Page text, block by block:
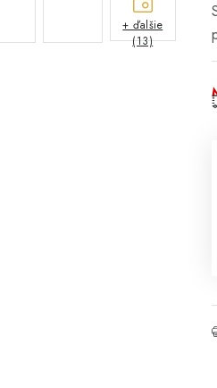
+ ďalšie
(13)